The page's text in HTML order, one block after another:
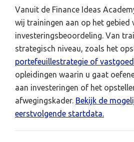
Vanuit de Finance Ideas
wij trainingen aan op het gebied
investeringsbeoordeling. Van
strategisch niveau, zoals het
portefeuillestrategie of
opleidingen waarin u gaat
aan investeringen of het
afwegingskader. Bekijk de
eerstvolgende startdata.